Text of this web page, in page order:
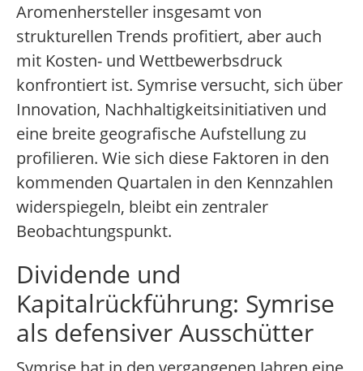
Aromenhersteller insgesamt von
strukturellen Trends profitiert, aber auch
mit Kosten- und Wettbewerbsdruck
konfrontiert ist. Symrise versucht, sich über
Innovation, Nachhaltigkeitsinitiativen und
eine breite geografische Aufstellung zu
profilieren. Wie sich diese Faktoren in den
kommenden Quartalen in den Kennzahlen
widerspiegeln, bleibt ein zentraler
Beobachtungspunkt.
Dividende und
Kapitalrückführung: Symrise
als defensiver Ausschütter